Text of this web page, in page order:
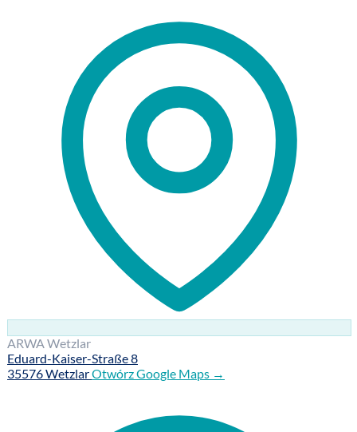
ARWA Wetzlar
Eduard-Kaiser-Straße 8
35576 WetzlarOtwórz Google Maps →